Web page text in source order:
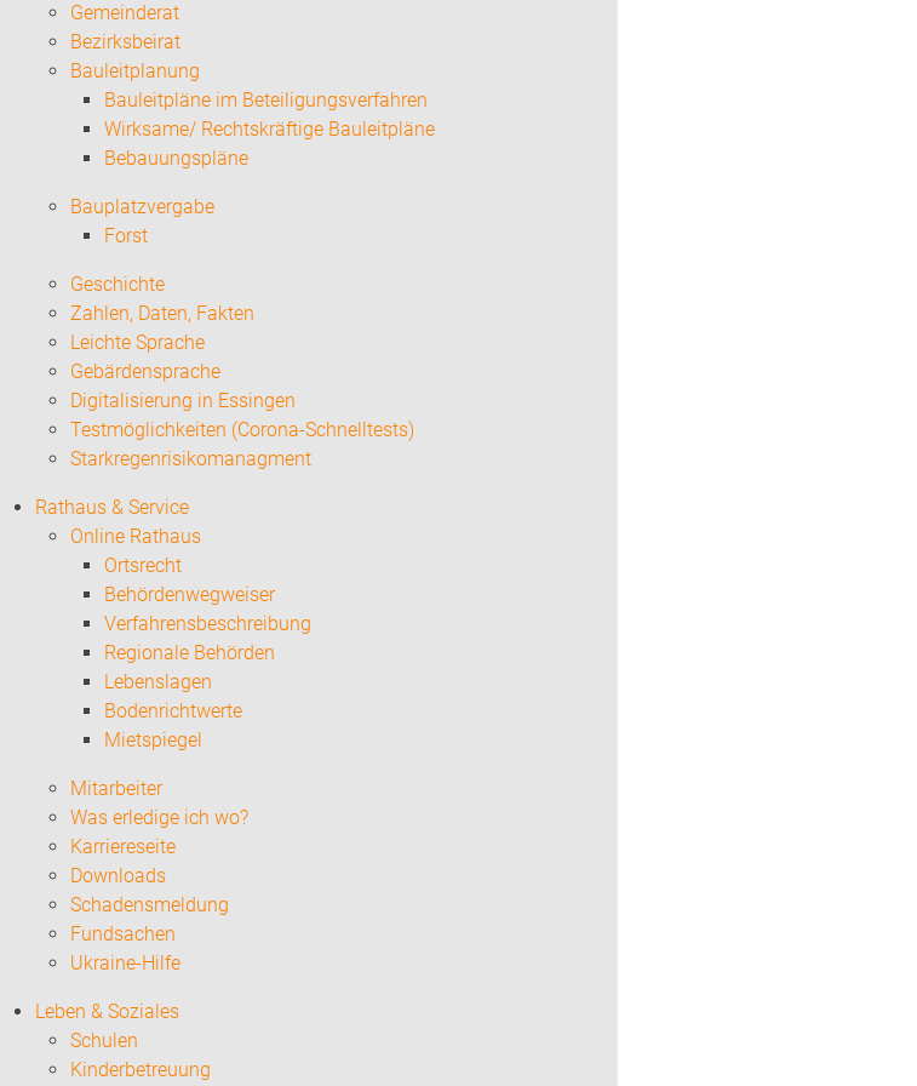
Gemeinderat
Bezirksbeirat
Bauleitplanung
Bauleitpläne im Beteiligungsverfahren
Wirksame/ Rechtskräftige Bauleitpläne
Bebauungspläne
Bauplatzvergabe
Forst
Geschichte
Zahlen, Daten, Fakten
Leichte Sprache
Gebärdensprache
Digitalisierung in Essingen
Testmöglichkeiten (Corona-Schnelltests)
Starkregenrisikomanagment
Rathaus & Service
Online Rathaus
Ortsrecht
Behördenwegweiser
Verfahrensbeschreibung
Regionale Behörden
Lebenslagen
Bodenrichtwerte
Mietspiegel
Mitarbeiter
Was erledige ich wo?
Karriereseite
Downloads
Schadensmeldung
Fundsachen
Ukraine-Hilfe
Leben & Soziales
Schulen
Kinderbetreuung